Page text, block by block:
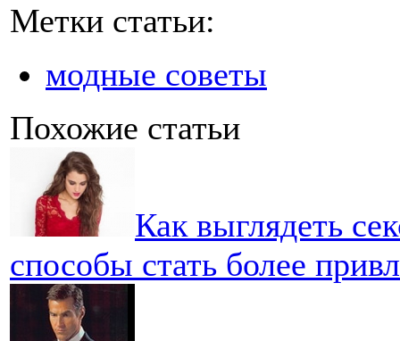
Метки статьи:
модные советы
Похожие статьи
Как выглядеть
способы стать более